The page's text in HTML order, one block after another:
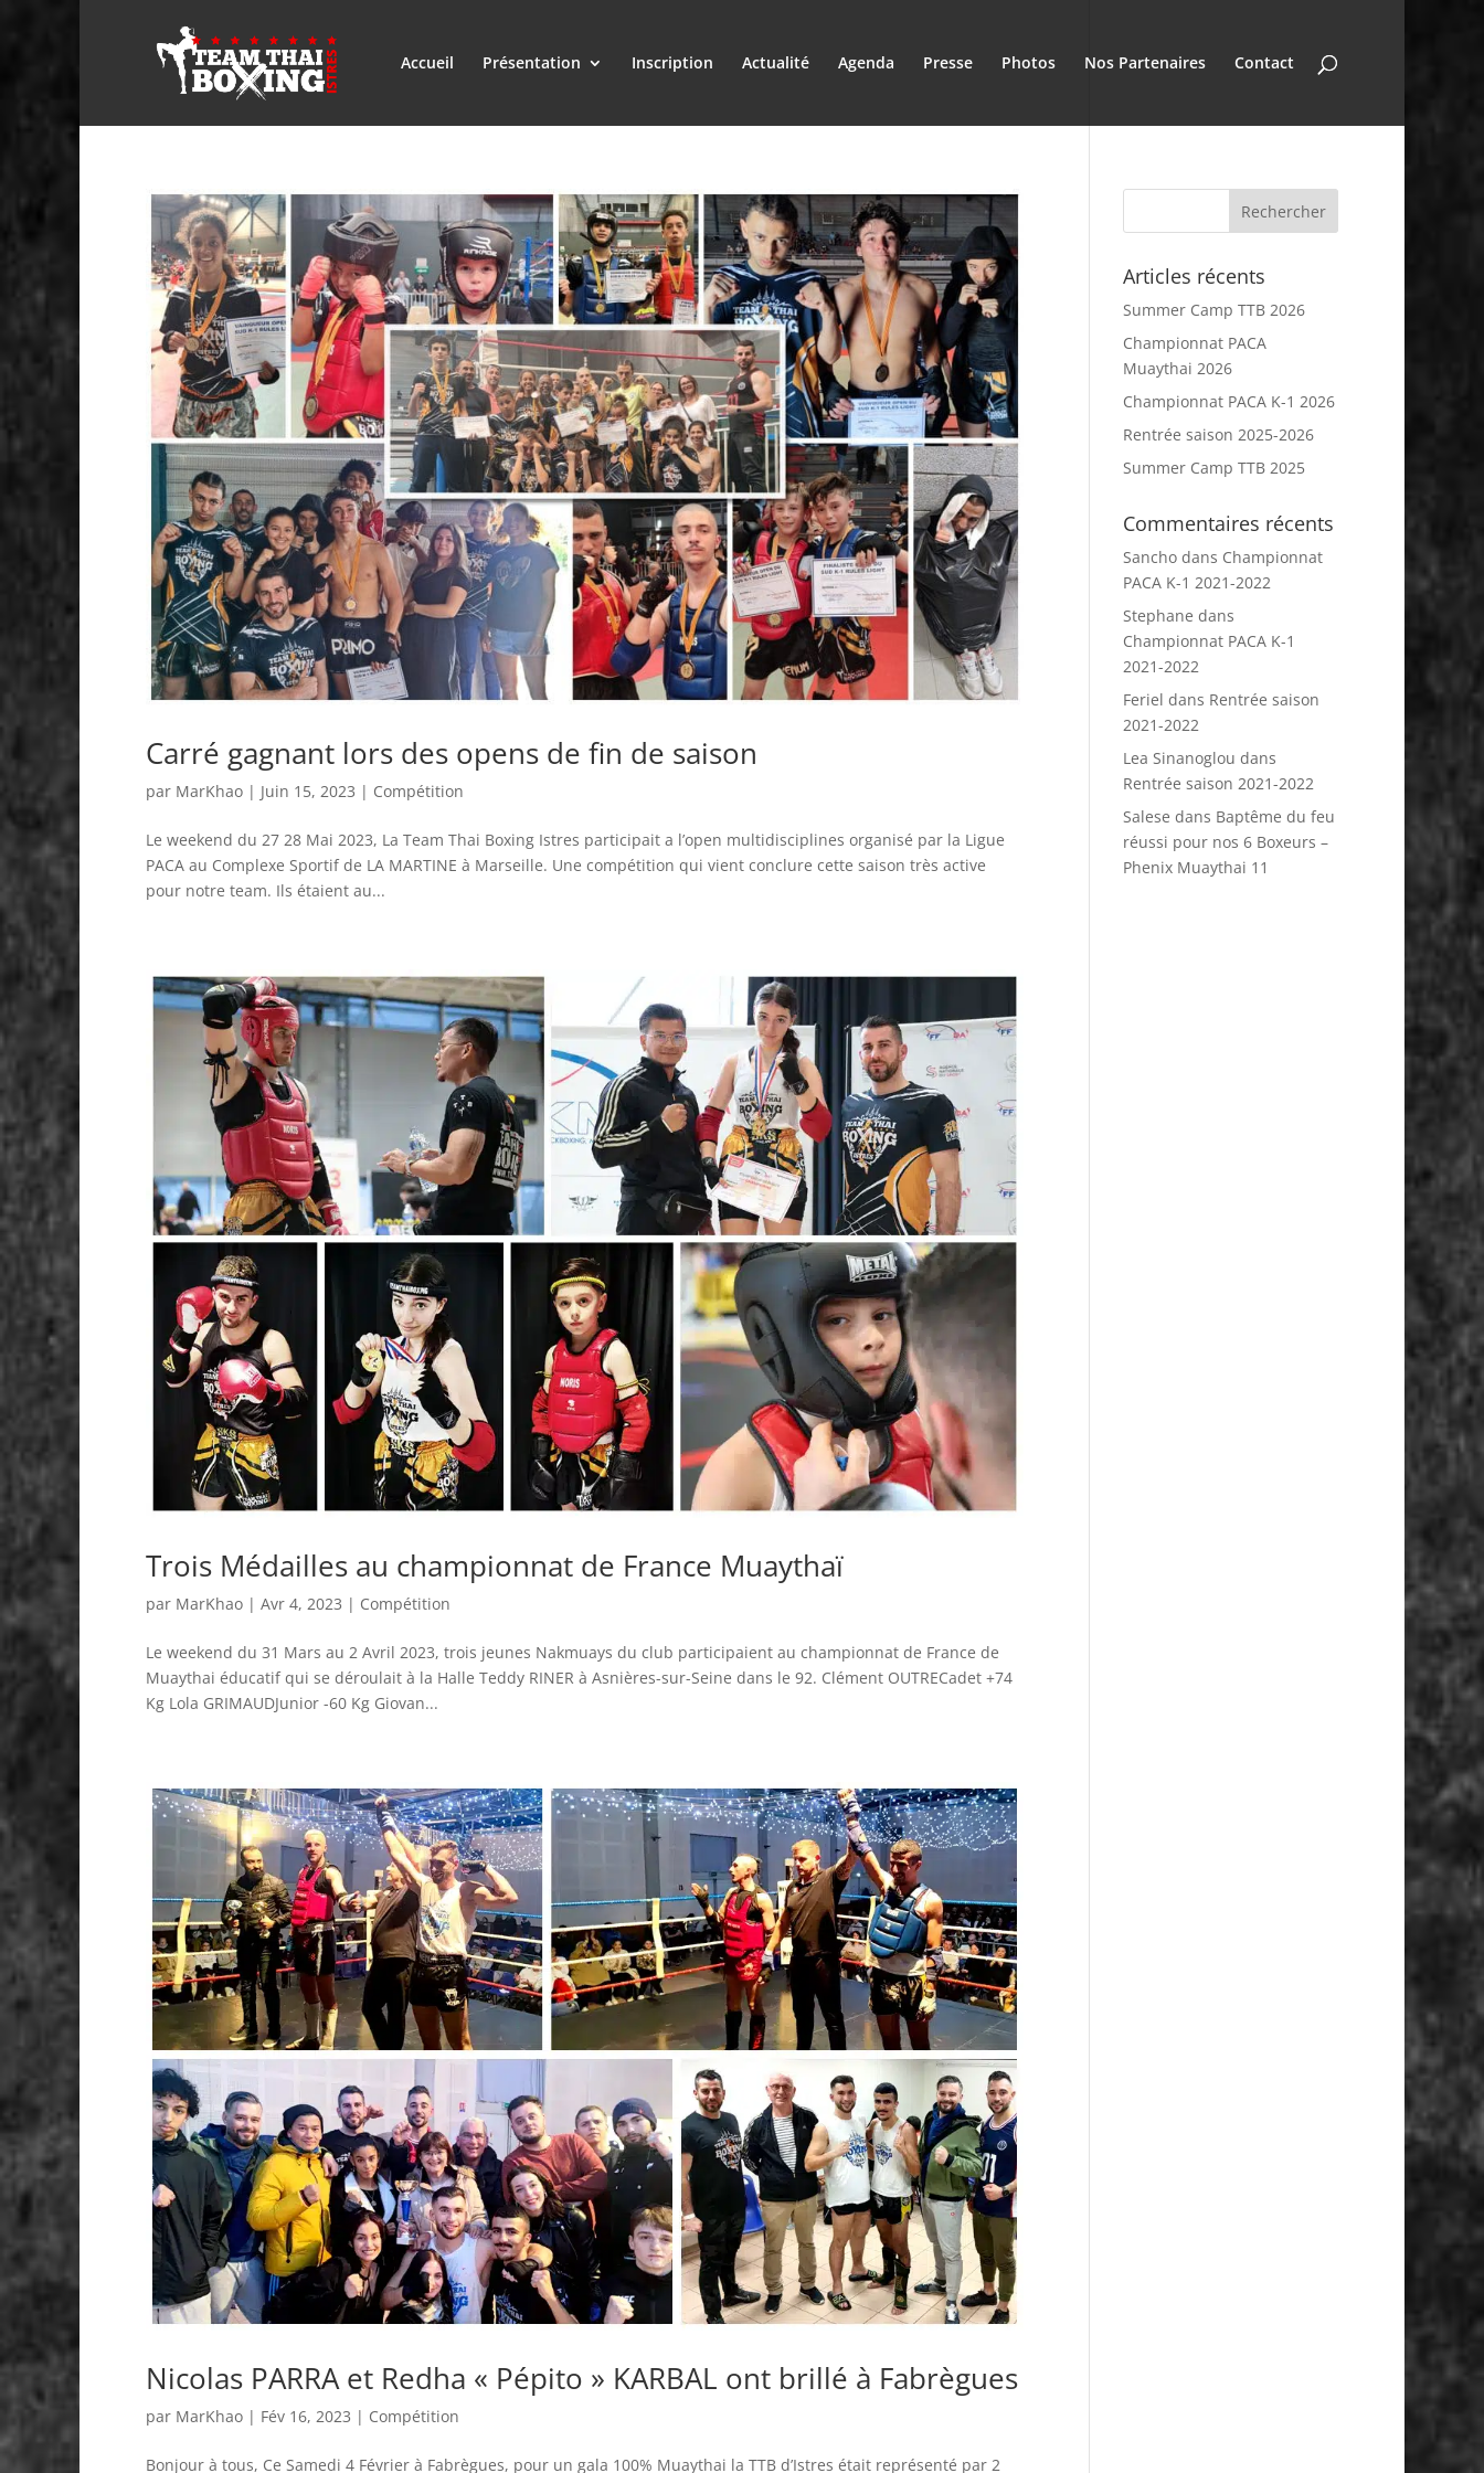
Accueil Présentation Inscription Actualité Agenda Presse Photos Nos Partenaires Contact
Carré gagnant lors des opens de fin de saison
par MarKhao | Juin 15, 2023 | Compétition
Le weekend du 27 28 Mai 2023, La Team Thai Boxing Istres participait a l’open multidisciplines organisé par la Ligue
PACA au Complexe Sportif de LA MARTINE à Marseille. Une compétition qui vient conclure cette saison très active
pour notre team. Ils étaient au...
Trois Médailles au championnat de France Muaythaï
par MarKhao | Avr 4, 2023 | Compétition
Le weekend du 31 Mars au 2 Avril 2023, trois jeunes Nakmuays du club participaient au championnat de France de
Muaythai éducatif qui se déroulait à la Halle Teddy RINER à Asnières-sur-Seine dans le 92. Clément OUTRECadet +74
Kg Lola GRIMAUDJunior -60 Kg Giovan...
Nicolas PARRA et Redha « Pépito » KARBAL ont brillé à Fabrègues
par MarKhao | Fév 16, 2023 | Compétition
Bonjour à tous, Ce Samedi 4 Février à Fabrègues, pour un gala 100% Muaythai la TTB d’Istres était représenté par 2
Articles récents
Summer Camp TTB 2026
Championnat PACA
Muaythai 2026
Championnat PACA K-1 2026
Rentrée saison 2025-2026
Summer Camp TTB 2025
Commentaires récents
Sanchodans Championnat
PACA K-1 2021-2022
Stephane dans
Championnat PACA K-1
2021-2022
Feriel dans Rentrée saison
2021-2022
Lea Sinanoglou dans
Rentrée saison 2021-2022
Salese dans Baptême du feu
réussi pour nos 6 Boxeurs –
Phenix Muaythai 11